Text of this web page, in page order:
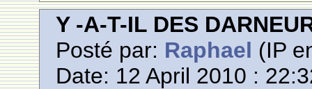
Y -A-T-IL DES
Posté par: Raphael (IP
Date: 12 April 2010 :